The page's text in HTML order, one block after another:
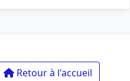
Retour à l'accueil